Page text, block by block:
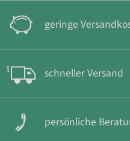
geringe
schneller Versand
persönliche